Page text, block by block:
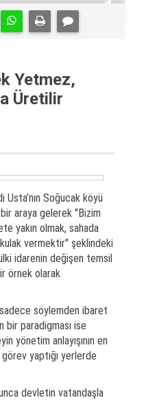
Yetmez,
Üretilir
Soğucak köyü
araya gelerek "Bizim
yakın olmak, sahada
vermektir" şeklindeki
idarenin değişen temsil
örnek olarak
sadece söylemden ibaret
paradigması ise
yönetim anlayışının en
yaptığı yerlerde
devletin vatandaşla